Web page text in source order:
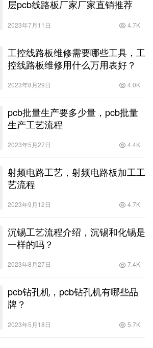
层pcb线路板厂家厂家直销推荐
2023年7月11日 4.7K
工控线路板维修需要哪些工具，工
控线路板维修用什么万用表好？
2023年8月29日 4.0K
pcb批量生产要多少量，pcb批量
生产工艺流程
2023年5月27日 4.4K
射频电路工艺，射频电路板加工工
艺流程
2023年9月12日 4.7K
沉锡工艺流程介绍，沉锡和化锡是
一样的吗？
2023年8月27日 7.4K
pcb钻孔机，pcb钻孔机有哪些品
牌？
2023年5月18日 5.7K